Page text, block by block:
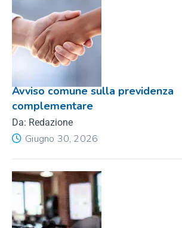
Avviso comune sulla previdenza
complementare
Da: Redazione
Giugno 30, 2026